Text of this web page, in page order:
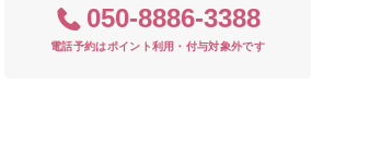
050-8886-3388
電話予約はポイント利用・付与対象外です